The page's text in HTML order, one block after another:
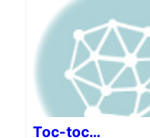
Toc-toc…